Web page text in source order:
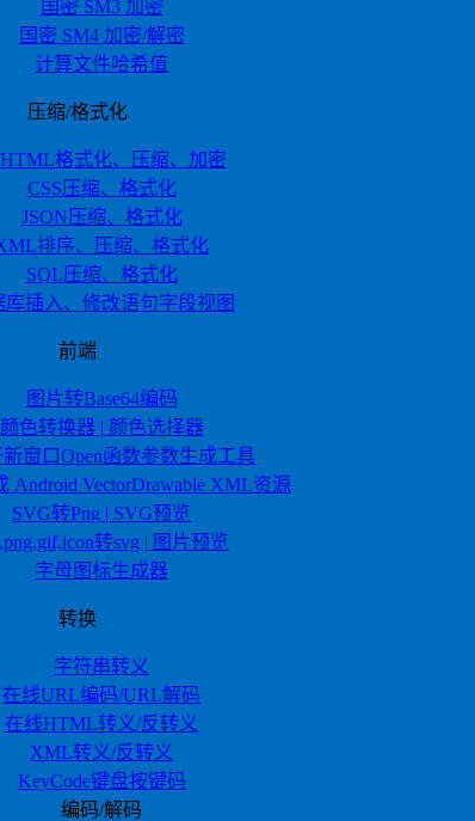
国密 SM3 加密
国密 SM4 加密/解密
计算文件哈希值
压缩/格式化
HTML格式化、压缩、加密
CSS压缩、格式化
JSON压缩、格式化
排序、压缩、格式化
SQL压缩、格式化
库插入、修改语句字段视图
前端
图片转Base64编码
颜色转换器 | 颜色选择器
新窗口Open函数参数生成工具
Android VectorDrawable XML资源
SVG转Png | SVG预览
转svg | 图片预览
字母图标生成器
转换
字符串转义
在线URL编码/URL解码
在线HTML转义/反转义
XML转义/反转义
KeyCode键盘按键码
编码/解码